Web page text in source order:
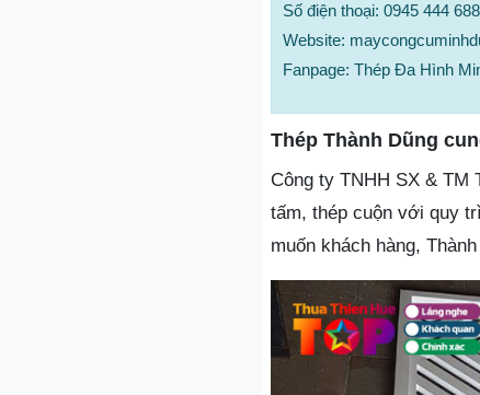
Số điện thoại: 0945 444 688
Website:
Fanpage: Thép Đa Hình
Thép Thành Dũng
Công ty TNHH SX & TM
tấm, thép cuộn với quy
muốn khách hàng,